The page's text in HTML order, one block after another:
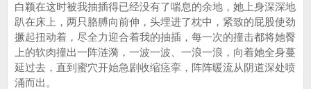
白颖在这时被我抽插得已经没有了喘息的余地，她上身深深地
趴在床上，两只胳膊向前伸，头埋进了枕中，紧致的屁股使劲
撅起扭动着，尽全力迎合着我的抽插，每一次的撞击都将她臀
上的软肉撞出一阵涟漪，一波一波、一浪一浪，向着她全身蔓
延过去，直到蜜穴开始急剧收缩痉挛，阵阵暖流从阴道深处喷
涌而出。